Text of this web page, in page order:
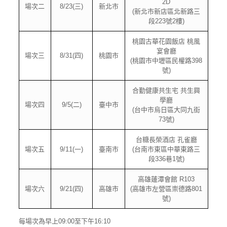
場次二 8/23(三) 新北市
2D
(新北市新店區北新路三
段223號2樓)
場次三 8/31(四) 桃園市
桃園古華花園飯店 桃風
宴會廳
(桃園市中壢區民權路398
號)
場次四 9/5(二) 臺中市
合勤健康共生宅 共生興
學廳
(台中市烏日區大同九街
73號)
場次五 9/11(一) 臺南市
台糖長榮酒店 孔雀廳
(台南市東區中華東路三
段336巷1號)
場次六 9/21(四) 高雄市
高雄蓮潭會館 R103
(高雄市左營區崇德路801
號)
每場次為早上09:00至下午16:10